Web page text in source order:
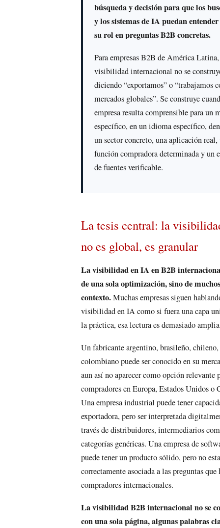
búsqueda y decisión para que los
y los sistemas de IA puedan
su rol en preguntas B2B concretas.
Para empresas B2B de América
visibilidad internacional no se
diciendo “exportamos” o “trabajamos
mercados globales”. Se construye
empresa resulta comprensible para un
específico, en un idioma específico,
un sector concreto, una aplicación real,
función compradora determinada y un
de fuentes verificable.
La tesis central: la
no es global, es granular
La visibilidad en IA en B2B
de una sola optimización, sino de
contexto.Muchas empresas siguen
visibilidad en IA como si fuera una capa
la práctica, esa lectura es demasiado
Un fabricante argentino, brasileño,
colombiano puede ser conocido en su
aun así no aparecer como opción relevante
compradores en Europa, Estados Unidos o
Una empresa industrial puede tener
exportadora, pero ser interpretada
través de distribuidores, intermediarios
categorías genéricas. Una empresa de
puede tener un producto sólido, pero no
correctamente asociada a las preguntas que
compradores internacionales.
La visibilidad B2B internacional no se
con una sola página, algunas palabras